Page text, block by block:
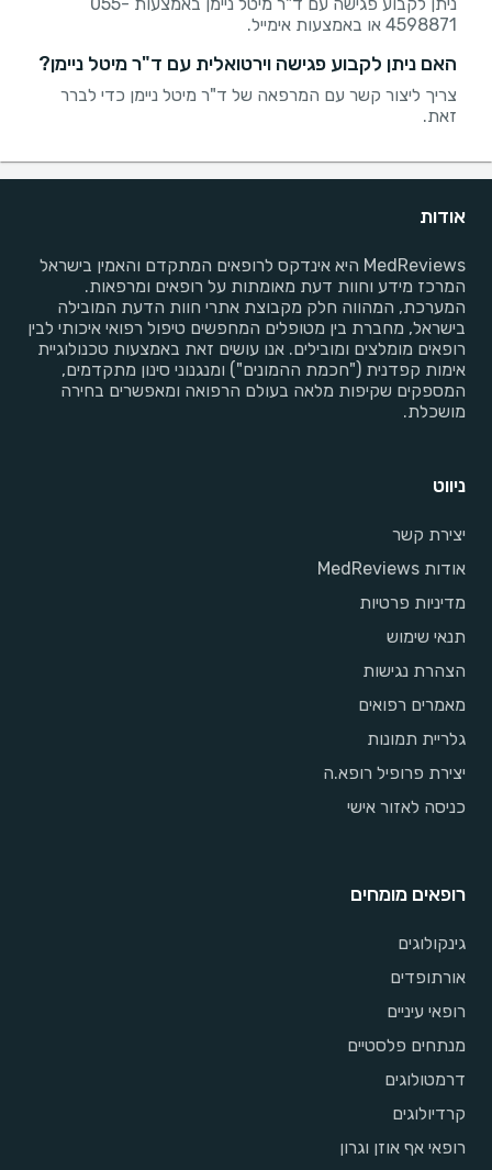
4598871 או באמצעות אימייל.
האם ניתן לקבוע פגישה וירטואלית עם ד"ר מיטל ניימן?
צריך ליצור קשר עם המרפאה של ד"ר מיטל ניימן כדי לברר
זאת.
אודות
MedReviews היא אינדקס לרופאים המתקדם והאמין בישראל
המרכז מידע וחוות דעת מאומתות על רופאים ומרפאות.
המערכת, המהווה חלק מקבוצת אתרי חוות הדעת המובילה
בישראל, מחברת בין מטופלים המחפשים טיפול רפואי איכותי לבין
רופאים מומלצים ומובילים. אנו עושים זאת באמצעות טכנולוגיית
אימות קפדנית ("חכמת ההמונים") ומנגנוני סינון מתקדמים,
המספקים שקיפות מלאה בעולם הרפואה ומאפשרים בחירה
מושכלת.
ניווט
יצירת קשר
אודות MedReviews
מדיניות פרטיות
תנאי שימוש
הצהרת נגישות
מאמרים רפואים
גלריית תמונות
יצירת פרופיל רופא.ה
כניסה לאזור אישי
רופאים מומחים
גינקולוגים
אורתופדים
רופאי עיניים
מנתחים פלסטיים
דרמטולוגים
קרדיולוגים
רופאי אף אוזן וגרון